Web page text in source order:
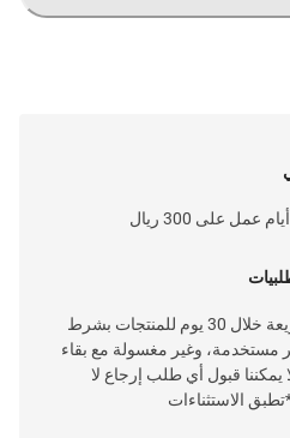
خدمة إرجاع سهلة وسريعة خلال 30 يوم للمنتجات بشرط
مستخدمة، وغير مغسولة مع بقاء
يمكننا قبول أي طلب إرجاع لا
الاستثناءات